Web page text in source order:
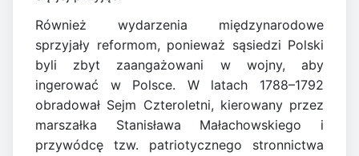
Również wydarzenia międzynarodowe
sprzyjały reformom, ponieważ sąsiedzi Polski
byli zbyt zaangażowani w wojny, aby
ingerować w Polsce. W latach 1788–1792
obradował Sejm Czteroletni, kierowany przez
marszałka Stanisława Małachowskiego i
przywódcę tzw. patriotycznego stronnictwa